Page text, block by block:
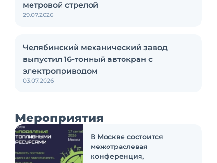
метровой стрелой
29.07.2026
Челябинский механический завод
выпустил 16-тонный автокран с
электроприводом
03.07.2026
Мероприятия
В Москве состоится
межотраслевая
конференция,